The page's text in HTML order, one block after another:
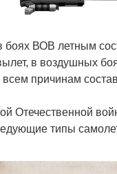
боях ВОВ летным
в воздушных
причинам
Отечественной
типы